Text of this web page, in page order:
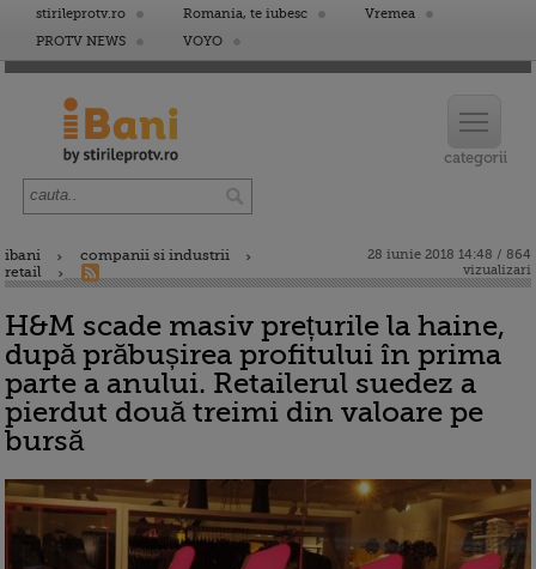
stirileprotv.ro Romania, te iubesc
Vremea
PROTV NEWS
VOYO
ibani
companii si industrii
retail
28 iunie 2018 14:48 / 864
vizualizari
H&M scade masiv prețurile la haine,
după prăbușirea profitului în prima
parte a anului. Retailerul suedez a
pierdut două treimi din valoare pe
bursă